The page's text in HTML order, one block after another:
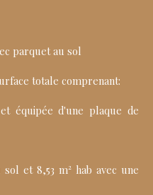
parquet au sol
totale comprenant:
équipée d'une plaque de
et 8,53 m² hab avec une